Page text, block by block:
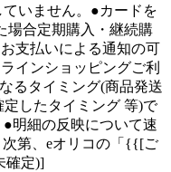
いません。●カードを
場合定期購入・継続購
支払いによる通知の可
インショッピングご利
るタイミング(商品発送
したタイミング 等)で
明細の反映について速
第、eオリコの「{{[ご
確定)]